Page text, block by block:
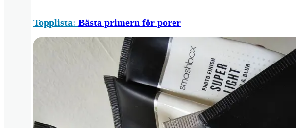
Topplista: Bästa primern för porer